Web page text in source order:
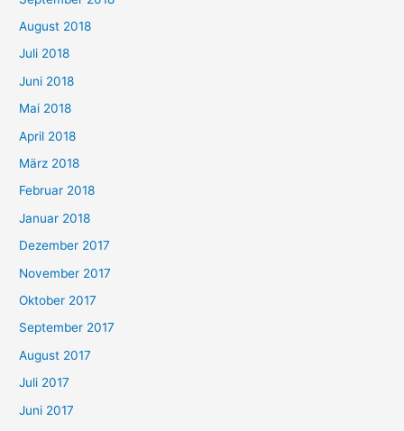
August 2018
Juli 2018
Juni 2018
Mai 2018
April 2018
März 2018
Februar 2018
Januar 2018
Dezember 2017
November 2017
Oktober 2017
September 2017
August 2017
Juli 2017
Juni 2017